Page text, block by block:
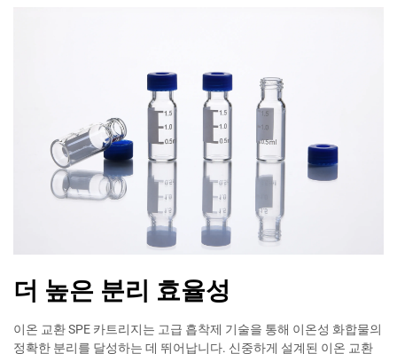
더 높은 분리 효율성
이온 교환 SPE 카트리지는 고급 흡착제 기술을 통해 이온성 화합물의
정확한 분리를 달성하는 데 뛰어납니다. 신중하게 설계된 이온 교환